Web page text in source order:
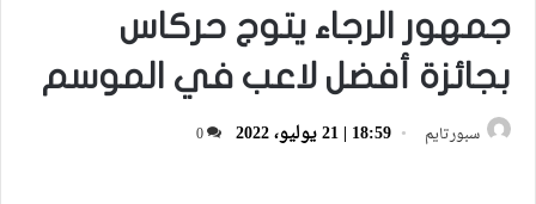
جمهور الرجاء يتوج حركاس
بجائزة أفضل لاعب في الموسم
سبورتايم 18:59 | 21 يوليو، 2022 0